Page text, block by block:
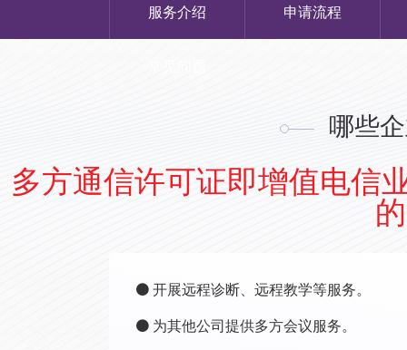
服务介绍 申请流程
哪些
多方通信许可证即增值电信
开展远程诊断、远程教学等服务。
为其他公司提供多方会议服务。